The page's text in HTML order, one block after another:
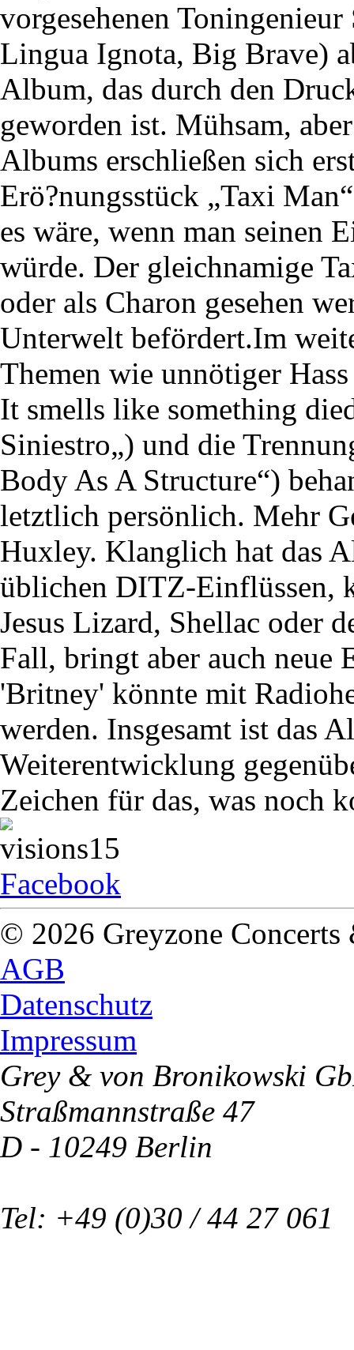
vorgesehenen
Lingua Ignota, Big Brave)
Album, das durch den
geworden ist. Mühsam,
Albums erschließen sich
Erö?nungsstück „Taxi
es wäre, wenn man seinen
würde. Der gleichnamige
oder als Charon gesehen
Unterwelt befördert.Im
Themen wie unnötiger
It smells like something
Siniestro„) und die
Body As A Structure“)
letztlich persönlich. Mehr
Huxley. Klanglich hat das
üblichen DITZ-Einflüssen,
Jesus Lizard, Shellac oder
Fall, bringt aber auch neue
'Britney' könnte mit
werden. Insgesamt ist das
Weiterentwicklung
Zeichen für das, was noch
Facebook
© 2026 Greyzone
AGB
Datenschutz
Impressum
Grey & von Bronikowski
Straßmannstraße 47
D - 10249 Berlin
Tel: +49 (0)30 / 44 27 061